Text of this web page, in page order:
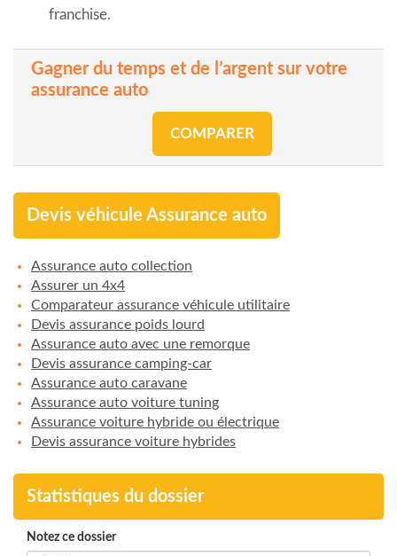
franchise.
Gagner du temps et de l’argent sur votre
assurance auto
COMPARER
Devis véhicule Assurance auto
Assurance auto collection
Assurer un 4x4
Comparateur assurance véhicule utilitaire
Devis assurance poids lourd
Assurance auto avec une remorque
Devis assurance camping-car
Assurance auto caravane
Assurance auto voiture tuning
Assurance voiture hybride ou électrique
Devis assurance voiture hybrides
Statistiques du dossier
Notez ce dossier